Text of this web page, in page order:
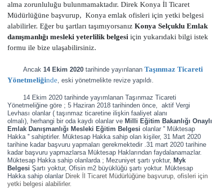
alma zorunluluğu bulunmamaktadır. Direk Konya İl Ticaret
Müdürlüğüne başvurup, Konya emlak ofisleri için yetki belgesi
alabilirler. Eğer bu şartları taşımıyorsanız Konya Selçuklu Emlak
danışmanlığı mesleki yeterlilik belgesi için yukarıdaki bilgi istek
formu ile bize ulaşabilirsiniz.
Ancak 14 Ekim 2020 tarihinde yayınlanan Taşınmaz Ticareti
Yönetmeliğinde, eski yönetmelikte revize yapıldı.
14 Ekim 2020 tarihinde yayımlanan Taşınmaz Ticareti
Yönetmeliğine göre ; 5 Haziran 2018 tarihinden önce, aktif Vergi
Levhası olanlar ( taşınmaz ticaretine ilişkin faaliyet alanı
olmalı), herhangi bir oda kaydı olanlar ve Milli Eğitim Bakanlığı Onaylı
Emlak Danışmanlığı Mesleki Eğitim Belgesi olanlar '' Müktesap
Hakka '' sahiptirler. Müktesap Hakka sahip olan kişiler, 31 Mart 2020
tarihine kadar başvuru yapmaları gerekmektedir .31 mart 2020 tarihine
kadar başvuru yapmazlarsa Müktesap Haklarından faydalanamazlar.
Müktesap Hakka sahip olanlarda ; Mezuniyet şartı yoktur, Myk
Belgesi Şartı yoktur, Ofisin m2 büyüklüğü şartı yoktur. Müktesap
Hakka sahip olanlar Direk İl Ticaret Müdürlüğüne başvurup, ofisleri için
yetki belgesi alabilirler.